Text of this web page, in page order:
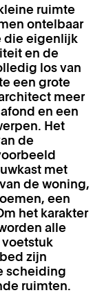
ruimte
ontelbaar
die eigenlijk
en de
los van
een grote
meer
en een
Het
de
met
de woning,
een
het karakter
alle
zijn
scheiding
ruimten.